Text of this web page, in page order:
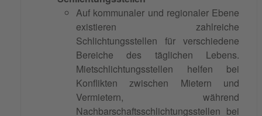
Auf kommunaler und regionaler Ebene
existieren zahlreiche
Schlichtungsstellen für verschiedene
Bereiche des täglichen Lebens.
Mietschlichtungsstellen helfen bei
Konflikten zwischen Mietern und
Vermietern, während
Nachbarschaftsschlichtungsstellen bei